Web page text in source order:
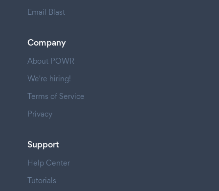
Email Blast
Company
About POWR
We're hiring!
Terms of Service
Privacy
Support
Help Center
Tutorials